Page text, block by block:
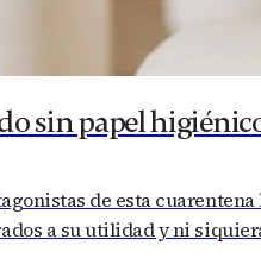
sin papel
de esta
a su utilidad y ni